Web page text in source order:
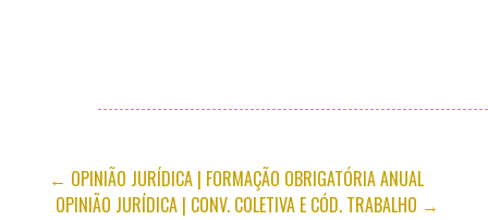
← OPINIÃO JURÍDICA | FORMAÇÃO OBRIGATÓRIA ANUAL
OPINIÃO JURÍDICA | CONV. COLETIVA E CÓD. TRABALHO →